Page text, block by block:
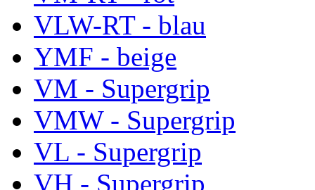
VLW-RT - blau
YMF - beige
VM - Supergrip
VMW - Supergrip
VL - Supergrip
VH - Supergrip